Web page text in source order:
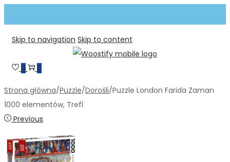
Skip to navigation Skip to content
0 0
Strona główna/Puzzle/Dorośli/Puzzle London Farida Zaman
1000 elementów, Trefl
Previous